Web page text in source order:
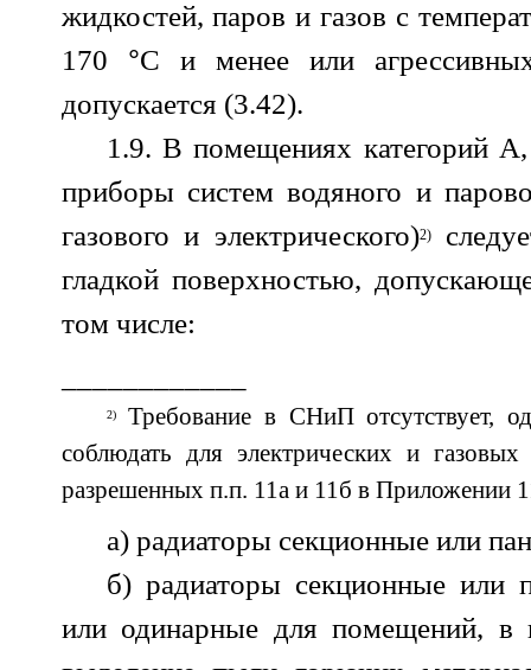
жидкостей, паров и газов с
170 °С и менее или
допускается (3.42).
1.9. В помещениях категорий
приборы систем водяного и
газового и электрического)2)
гладкой поверхностью,
том числе:
2)Требование в СНиП отсутствует,
соблюдать для электрических и
разрешенных п.п. 11а и 11б в Приложении
а) радиаторы секционные или
б) радиаторы секционные или
или одинарные для помещений, в